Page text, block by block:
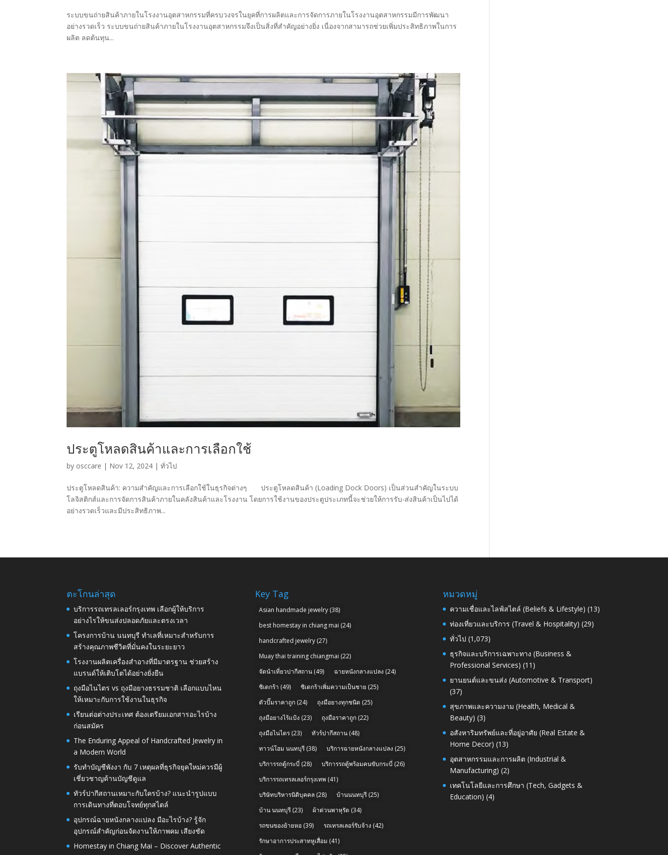
ระบบขนถ่ายสินค้าภายในโรงงานอุตสาหกรรมที่ครบวงจรในยุคที่การผลิตและการจัดการภายในโรงงานอุตสาหกรรมมีการพัฒนา
อย่างรวดเร็ว ระบบขนถ่ายสินค้าภายในโรงงานอุตสาหกรรมจึงเป็นสิ่งที่สำคัญอย่างยิ่ง เนื่องจากสามารถช่วยเพิ่มประสิทธิภาพในการ
ผลิต ลดต้นทุน...
ประตูโหลดสินค้าและการเลือกใช้
by osccare | Nov 12, 2024 |ทั่วไป
ประตูโหลดสินค้า: ความสำคัญและการเลือกใช้ในธุรกิจต่างๆ ประตูโหลดสินค้า (Loading Dock Doors) เป็นส่วนสำคัญในระบบ
โลจิสติกส์และการจัดการสินค้าภายในคลังสินค้าและโรงงาน โดยการใช้งานของประตูประเภทนี้จะช่วยให้การรับ-ส่งสินค้าเป็นไปได้
อย่างรวดเร็วและมีประสิทธิภาพ...
ตะโกนล่าสุด
บริการรถเทรลเลอร์กรุงเทพ เลือกผู้ให้บริการ
อย่างไรให้ขนส่งปลอดภัยและตรงเวลา
โครงการบ้าน นนทบุรี ทำเลที่เหมาะสำหรับการ
สร้างคุณภาพชีวิตที่มั่นคงในระยะยาว
โรงงานผลิตเครื่องสำอางที่มีมาตรฐาน ช่วยสร้าง
แบรนด์ให้เติบโตได้อย่างยั่งยืน
ถุงมือไนไตร vs ถุงมือยางธรรมชาติ เลือกแบบไหน
ให้เหมาะกับการใช้งานในธุรกิจ
เรียนต่อต่างประเทศ ต้องเตรียมเอกสารอะไรบ้าง
ก่อนสมัคร
The Enduring Appeal of Handcrafted Jewelry in
a Modern World
รับทำบัญชีพังงา กับ 7 เหตุผลที่ธุรกิจยุคใหม่ควรมีผู้
เชี่ยวชาญด้านบัญชีดูแล
ทัวร์ปากีสถานเหมาะกับใครบ้าง? แนะนำรูปแบบ
การเดินทางที่ตอบโจทย์ทุกสไตล์
อุปกรณ์ฉายหนังกลางแปลง มีอะไรบ้าง? รู้จัก
อุปกรณ์สำคัญก่อนจัดงานให้ภาพคม เสียงชัด
Homestay in Chiang Mai – Discover Authentic
Key Tag
Asian handmade jewelry(38)
best homestay in chiang mai (24)
handcrafted jewelry(27)
Muay thai training chiangmai (22)
จัดนำเที่ยวปากีสถาน(49) ฉายหนังกลางแปลง (24)
ซิเดกร้า (49) ซิเดกร้าเพิ่มความเป็นชาย (25)
ตัวปั๊มราคาถูก(24) ถุงมือยางทุกชนิด (25)
ถุงมือยางไร้แป้ง (23) ถุงมือราคาถูก(22)
ถุงมือไนไตร(23) ทัวร์ปากีสถาน(48)
ทาวน์โฮม นนทบุรี(38) บริการฉายหนังกลางแปลง (25)
บริการรถตู้กระบี่ (28) บริการรถตู้พร้อมคนขับกระบี่ (26)
บริการรถเทรลเลอร์กรุงเทพ (41)
บริษัทบริหารนิติบุคคล(28) บ้านนนทบุรี(25)
บ้าน นนทบุรี(23) ผ้าต่วนพาหุรัด (34)
รถขนของย้ายหอ(39) รถเทรลเลอร์รับจ้าง (42)
รักษาอาการประสาทหูเสื่อม (41)
หมวดหมู่
ความเชื่อและไลฟ์สไตล์ (Beliefs & Lifestyle) (13)
ท่องเที่ยวและบริการ (Travel & Hospitality) (29)
ทั่วไป (1,073)
ธุรกิจและบริการเฉพาะทาง (Business &
Professional Services) (11)
ยานยนต์และขนส่ง (Automotive & Transport)
(37)
สุขภาพและความงาม (Health, Medical &
Beauty) (3)
อสังหาริมทรัพย์และที่อยู่อาศัย (Real Estate &
Home Decor) (13)
อุตสาหกรรมและการผลิต (Industrial &
Manufacturing) (2)
เทคโนโลยีและการศึกษา (Tech, Gadgets &
Education) (4)